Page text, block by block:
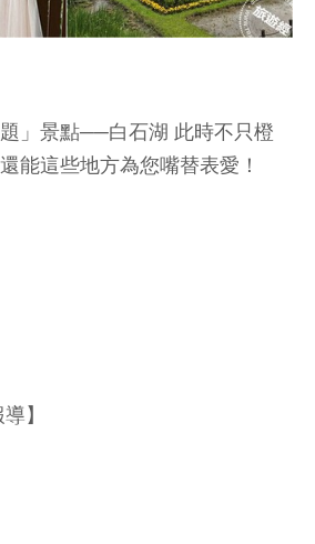
」景點──白石湖 此時不只橙
能這些地方為您嘴替表愛！
】